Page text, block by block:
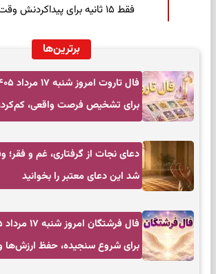
فقط ۱۵ ثانیه برای پیداکردنش وقت دارید
برترین‌ها
برای تشخیص فرصت واقعی،
دعای نجات از گرفتاری، غم و فقر؛
شد این دعای معتبر را بخوانید
برای شروع سنجیده، حفظ